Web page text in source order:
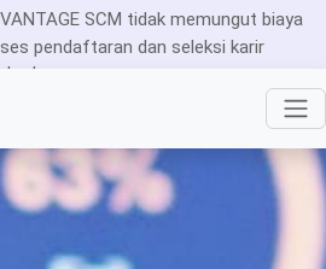
SCM tidak memungut biaya
pendaftaran dan seleksi karir
berlangsung